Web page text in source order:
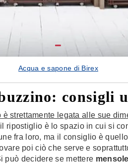
Acqua e sapone di Birex
consigli
è strettamente legata alle sue
ripostiglio è lo spazio in cui si
fra loro, ma il consiglio è
poi ciò che serve e
può decidere se mettere